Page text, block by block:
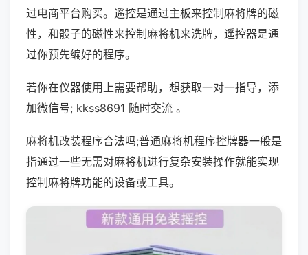
过电商平台购买。遥控是通过主板来控制麻将牌的磁
性，和骰子的磁性来控制麻将机来洗牌，遥控器是通
过你预先编好的程序。
若你在仪器使用上需要帮助，想获取一对一指导，添
加微信号; kkss8691 随时交流 。
麻将机改装程序合法吗;普通麻将机程序控牌器一般是
指通过一些无需对麻将机进行复杂安装操作就能实现
控制麻将牌功能的设备或工具。